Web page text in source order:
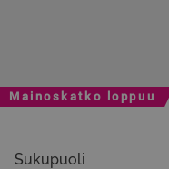
Mainoskatko loppuu
Sukupuoli